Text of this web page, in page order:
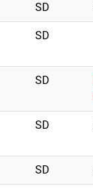
SD
SD
SD
SD
SD